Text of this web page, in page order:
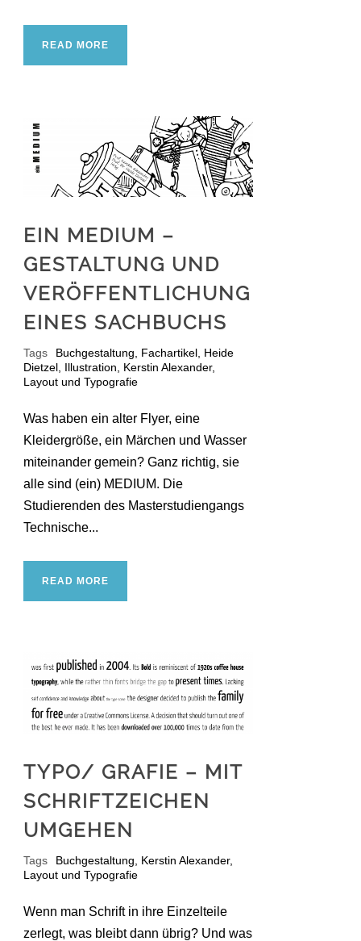
READ MORE
EIN MEDIUM –
GESTALTUNG UND
VERÖFFENTLICHUNG
EINES SACHBUCHS
Tags Buchgestaltung, Fachartikel, Heide
Dietzel, Illustration, Kerstin Alexander,
Layout und Typografie
Was haben ein alter Flyer, eine
Kleidergröße, ein Märchen und Wasser
miteinander gemein? Ganz richtig, sie
alle sind (ein) MEDIUM. Die
Studierenden des Masterstudiengangs
Technische...
READ MORE
TYPO/ GRAFIE – MIT
SCHRIFTZEICHEN
UMGEHEN
Tags Buchgestaltung Kerstin Alexander,
Layout und Typografie
Wenn man Schrift in ihre Einzelteile
zerlegt, was bleibt dann übrig? Und was